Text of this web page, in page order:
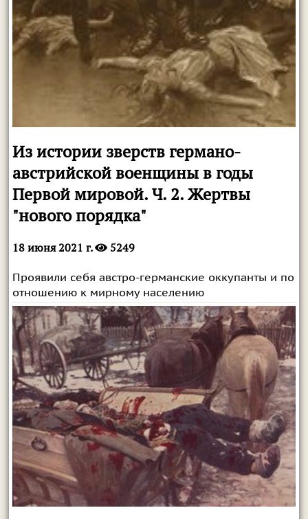
Из истории зверств германо-
австрийской военщины в годы
Первой мировой. Ч. 2. Жертвы
"нового порядка"
18 июня 2021 г. 5249
Проявили себя австро-германские оккупанты и по
отношению к мирному населению